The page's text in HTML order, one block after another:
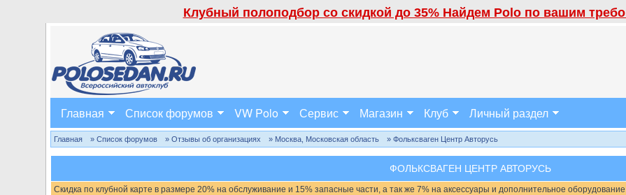
Клубный полоподбор со скидкой до 35% Найдем Polo по вашим
Главная Список форумов VW Polo Сервис Магазин Клуб Личный раздел
Главная » Список форумов » Отзывы об организациях » Москва, Московская область » Фольксваген Центр Авторусь
ФОЛЬКСВАГЕН ЦЕНТР АВТОРУСЬ
Скидка по клубной карте в размере 20% на обслуживание и 15% запасные части, а так же 7% на аксессуары и дополнительное